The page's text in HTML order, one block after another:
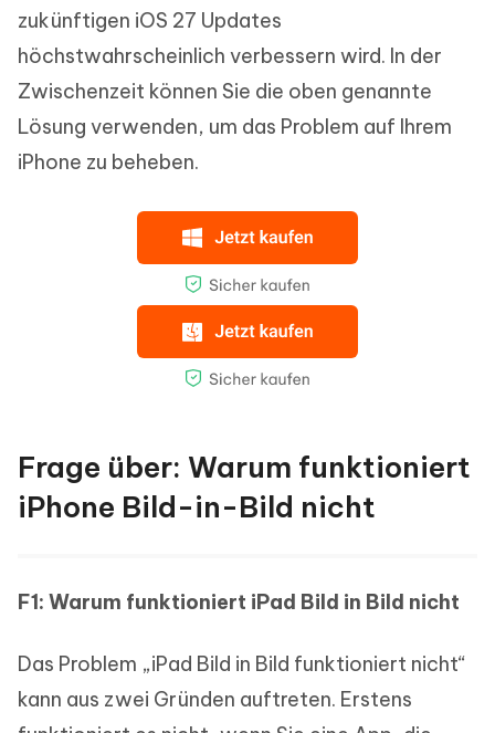
zukünftigen iOS 27 Updates
höchstwahrscheinlich verbessern wird. In der
Zwischenzeit können Sie die oben genannte
Lösung verwenden, um das Problem auf Ihrem
iPhone zu beheben.
Frage über: Warum funktioniert
iPhone Bild-in-Bild nicht
F1: Warum funktioniert iPad Bild in Bild nicht
Das Problem „iPad Bild in Bild funktioniert nicht“
kann aus zwei Gründen auftreten. Erstens